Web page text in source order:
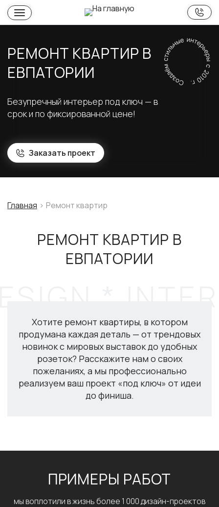
РЕМОНТ КВАРТИР В
ЕВПАТОРИИ
Безупречный интерьер под ключ — в
срок и по фиксированной цене!
Заказать проект
Главная Ремонт квартир
РЕМОНТ КВАРТИР В
ЕВПАТОРИИ
Хотите ремонт квартиры, в котором
продумана каждая деталь — от трендовых
новинок с мировых выставок до удобных
розеток? Расскажите нам о своих
пожеланиях, а мы профессионально
реализуем ваш проект «под ключ» от идеи
до финиша.
ПРИМЕРЫ РАБОТ
мы воплотили в жизнь более 1 000 дизайн-проектов